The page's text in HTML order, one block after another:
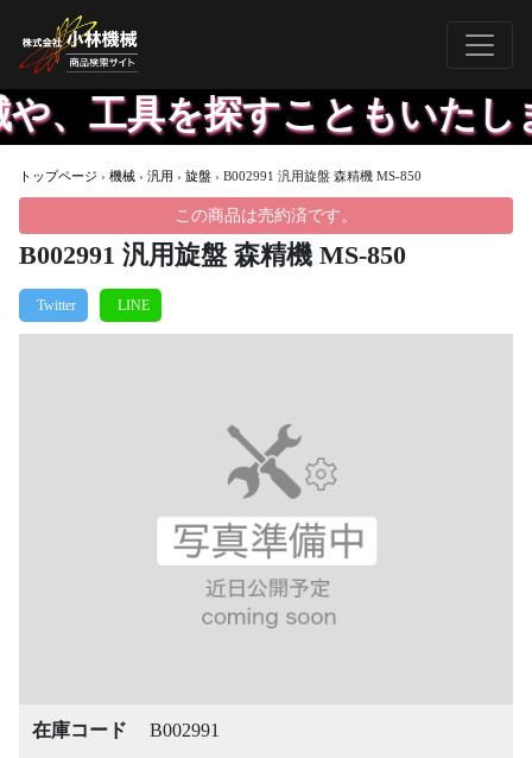
具を探すこともいたしま
トップページ › 機械 › 汎用 › 旋盤 › B002991 汎用旋盤 森精機 MS-850
この商品は売約済です。
B002991 汎用旋盤 森精機 MS-850
在庫コード
B002991